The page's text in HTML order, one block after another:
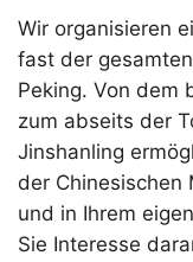
Wir organisieren
fast der
Peking. Von dem
zum abseits der
Jinshanling
der Chinesischen
und in Ihrem
Sie Interesse